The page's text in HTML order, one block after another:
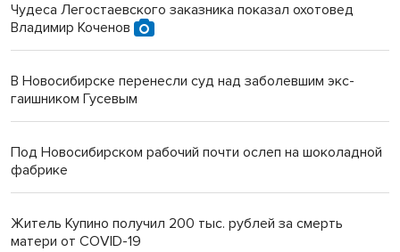
Чудеса Легостаевского заказника показал охотовед
Владимир Коченов
В Новосибирске перенесли суд над заболевшим экс-
гаишником Гусевым
Под Новосибирском рабочий почти ослеп на шоколадной
фабрике
Житель Купино получил 200 тыс. рублей за смерть
матери от COVID-19